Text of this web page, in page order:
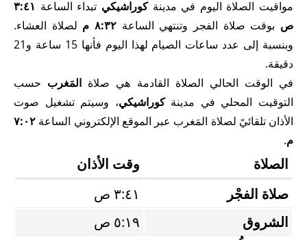
مواقيت الصلاة اليوم في مدينةكوراشيكي تبداء الساعة ٣:٤١
ص بوقت صلاة الفجر وتنتهي الساعة ٨:٣٢ م
لصلاة العشاء.
وبنسبة إلى عدد ساعات الصيام لهذا اليوم فأنها 15 ساعة و21
دقيقة.
في الوقت الحالي الصلاة القادمة هي صلاة المَغرب حسب
التوقيت المحلي في مدينةكوراشيكي، وسيتم تشغيل صوت
الأذان تلقائيً لصلاة المَغرب عبر الموقع الإلكتروني الساعة ٧:٠٢
م.
الصلاة
وقت الأذان
صلاة الفجْر
٣:٤١ ص
الشروق
٥:١٩ ص